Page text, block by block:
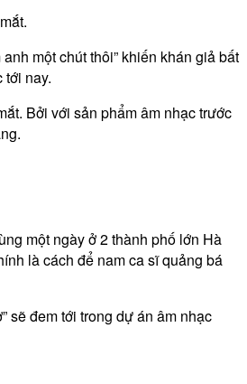
một chút thôi” khiến khán giả bất
nay.
Bởi với sản phẩm âm nhạc trước
một ngày ở 2 thành phố lớn Hà
là cách để nam ca sĩ quảng bá
sẽ đem tới trong dự án âm nhạc